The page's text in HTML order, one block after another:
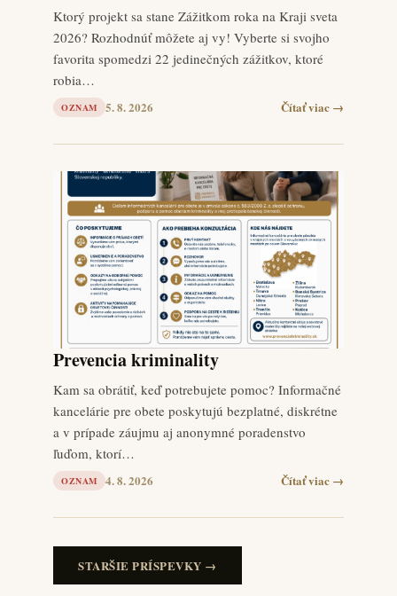
Ktorý projekt sa stane Zážitkom roka na Kraji sveta
2026? Rozhodnúť môžete aj vy! Vyberte si svojho
favorita spomedzi 22 jedinečných zážitkov, ktoré
robia…
OZNAM 5. 8. 2026 Čítať viac →
Prevencia kriminality
Kam sa obrátiť, keď potrebujete pomoc? Informačné
kancelárie pre obete poskytujú bezplatné, diskrétne
a v prípade záujmu aj anonymné poradenstvo
ľuďom, ktorí…
OZNAM 4. 8. 2026 Čítať viac →
STARŠIE PRÍSPEVKY →